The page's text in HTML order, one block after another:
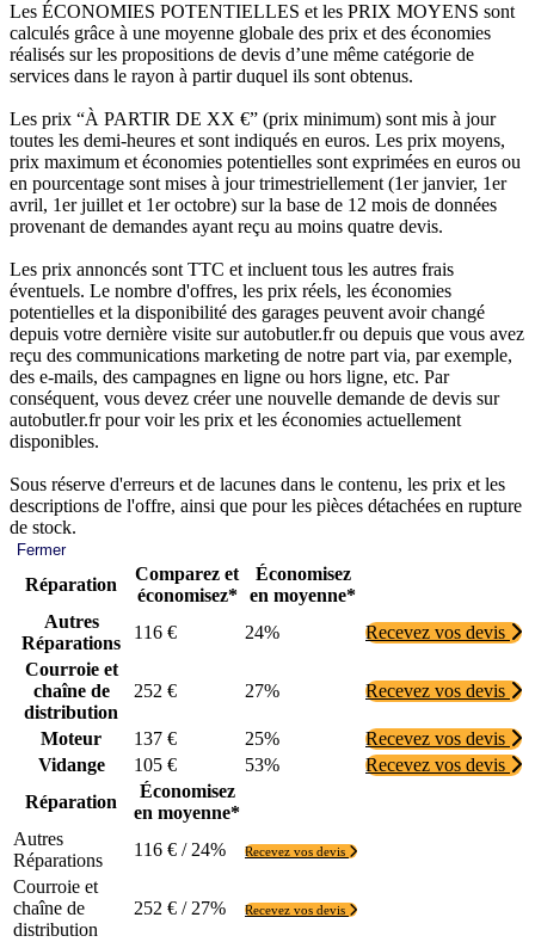
Les ÉCONOMIES POTENTIELLES et les PRIX MOYENS sont
calculés grâce à une moyenne globale des prix et des économies
réalisés sur les propositions de devis d’une même catégorie de
services dans le rayon à partir duquel ils sont obtenus.
Les prix “À PARTIR DE XX €” (prix minimum) sont mis à jour
toutes les demi-heures et sont indiqués en euros. Les prix moyens,
prix maximum et économies potentielles sont exprimées en euros ou
en pourcentage sont mises à jour trimestriellement (1er janvier, 1er
avril, 1er juillet et 1er octobre) sur la base de 12 mois de données
provenant de demandes ayant reçu au moins quatre devis.
Les prix annoncés sont TTC et incluent tous les autres frais
éventuels. Le nombre d'offres, les prix réels, les économies
potentielles et la disponibilité des garages peuvent avoir changé
depuis votre dernière visite sur autobutler.fr ou depuis que vous avez
reçu des communications marketing de notre part via, par exemple,
des e-mails, des campagnes en ligne ou hors ligne, etc. Par
conséquent, vous devez créer une nouvelle demande de devis sur
autobutler.fr pour voir les prix et les économies actuellement
disponibles.
Sous réserve d'erreurs et de lacunes dans le contenu, les prix et les
descriptions de l'offre, ainsi que pour les pièces détachées en rupture
de stock.
Fermer
Réparation
Comparez et
économisez*
Économisez
en moyenne*
Autres
Réparations
116 € 24%
Recevez vos devis
Courroie et
chaîne de
distribution
252 € 27% Recevez vos devis
Moteur 137 € 25%
Recevez vos devis
Vidange
105 € 53%
Recevez vos devis
Réparation
Économisez
en moyenne*
Autres
Réparations
116 € / 24% Recevez vos devis
Courroie et
chaîne de
distribution
252 € / 27% Recevez vos devis